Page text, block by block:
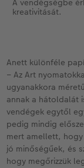
A vendégségbe
kreativitását.
Anett különféle
– Az Art
ugyanakkora
annak a hátoldalát
vendégek egytől
pedig mindig
mert amellett,
jó minőségűek, és
hogy megőrizzük